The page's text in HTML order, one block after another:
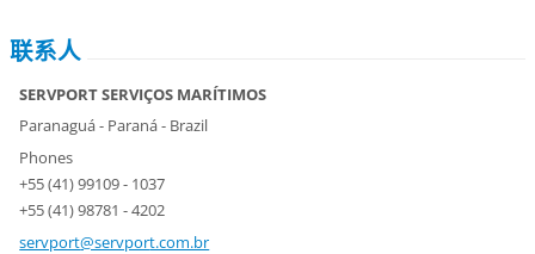
联系人
SERVPORT SERVIÇOS MARÍTIMOS
Paranaguá - Paraná - Brazil
Phones
+55 (41) 99109 - 1037
+55 (41) 98781 - 4202
servport@servport.com.br